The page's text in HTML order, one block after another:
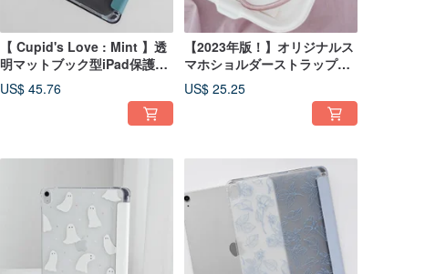
【 Cupid's Love : Mint 】透
明マットブック型iPad保護ケ
ース
US$ 45.76
【2023年版！】オリジナルス
マホショルダーストラップセ
ット - シルキーベリーピンク
US$ 25.25